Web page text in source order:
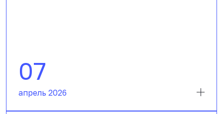
07
апрель 2026